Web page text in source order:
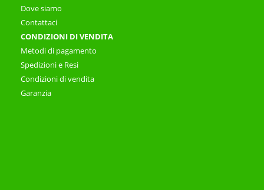
Dove siamo
Contattaci
CONDIZIONI DI VENDITA
Metodi di pagamento
Spedizioni e Resi
Condizioni di vendita
Garanzia